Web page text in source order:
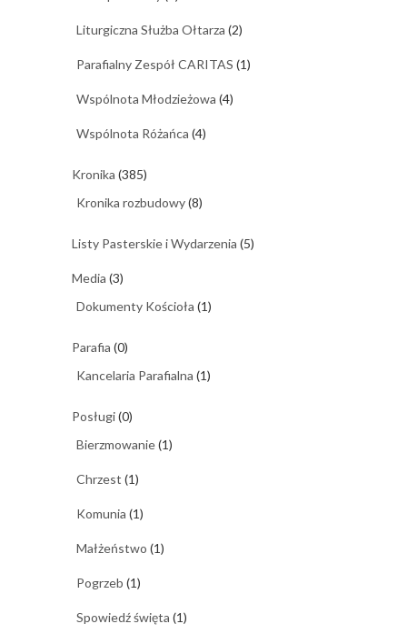
Liturgiczna Służba Ołtarza (2)
Parafialny Zespół CARITAS (1)
Wspólnota Młodzieżowa (4)
Wspólnota Różańca (4)
Kronika (385)
Kronika rozbudowy(8)
Listy Pasterskie i Wydarzenia (5)
Media (3)
Dokumenty Kościoła (1)
Parafia (0)
Kancelaria Parafialna (1)
Posługi(0)
Bierzmowanie(1)
Chrzest (1)
Komunia (1)
Małżeństwo (1)
Pogrzeb (1)
Spowiedź święta (1)